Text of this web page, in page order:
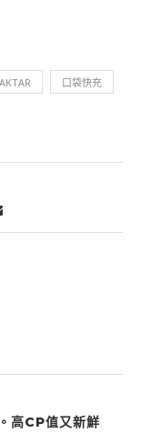
口袋快充
高CP值又新鮮